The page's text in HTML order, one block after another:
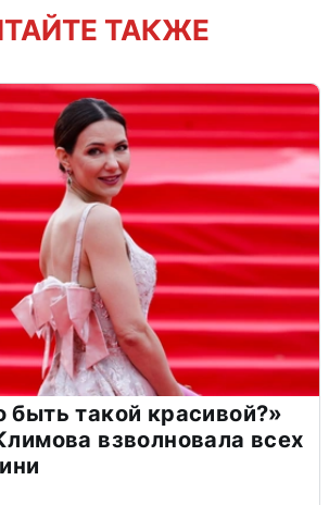
ТАКЖЕ
такой красивой?»
взволновала всех